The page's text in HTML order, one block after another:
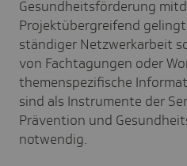
Gesundheitsförderung
Projektübergreifend
ständiger Netzwerkarbeit
von Fachtagungen oder
themenspezifische
sind als Instrumente der
Prävention und
notwendig.